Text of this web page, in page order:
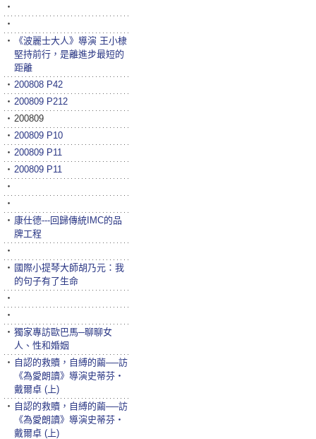
‧
‧
‧
《波麗士大人》導演 王小棣
堅持前行，是離進步最短的
距離
‧ 200808 P42
‧ 200809 P212
‧ 200809
‧ 200809 P10
‧ 200809 P11
‧ 200809 P11
‧
‧
‧ 康仕德---回歸傳統IMC的品
牌工程
‧
‧ 國際小提琴大師胡乃元：我
的句子有了生命
‧
‧
‧ 獨家專訪歐巴馬─聊聊女
人、性和婚姻
‧ 自認的救贖，自縛的繭──訪
《為愛朗讀》導演史蒂芬‧
戴爾卓 (上)
‧ 自認的救贖，自縛的繭──訪
《為愛朗讀》導演史蒂芬‧
戴爾卓 (上)